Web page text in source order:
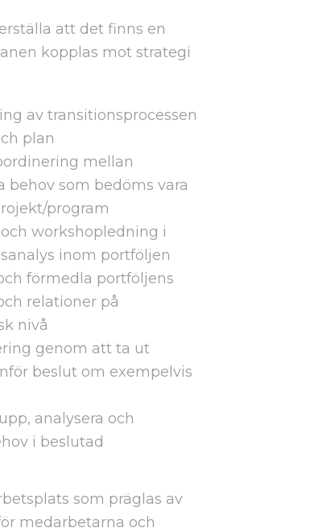
att det finns en
kopplas mot strategi
av transitionsprocessen
plan
mellan
som bedöms vara
program
workshopledning i
inom portföljen
förmedla portföljens
relationer på
nivå
genom att ta ut
beslut om exempelvis
analysera och
i beslutad
som präglas av
medarbetarna och